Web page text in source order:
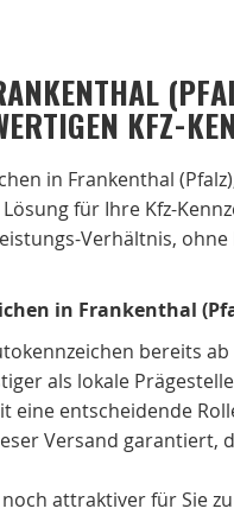
KFZ-
in Frankenthal
für Ihre Kfz-
Verhältnis,
in Frankenthal
bereits
als lokale
eine entscheidende
Versand garantiert,
attraktiver für Sie